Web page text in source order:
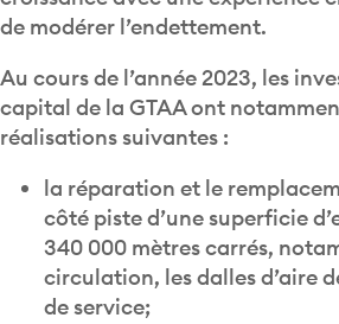
de modérer l’endettement.
Au cours de l’année 2023, les
capital de la GTAA ont
réalisations suivantes :
la réparation et le
côté piste d’une superficie
340 000 mètres carrés,
circulation, les dalles d’aire
de service;